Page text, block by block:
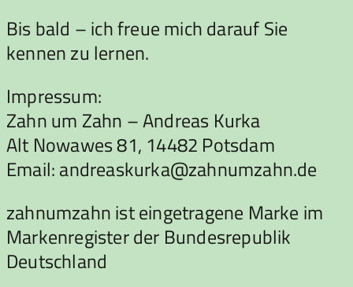
Bis bald – ich freue mich darauf Sie
kennen zu lernen.
Impressum:
Zahn um Zahn – Andreas Kurka
Alt Nowawes 81, 14482 Potsdam
Email: andreaskurka@zahnumzahn.de
zahnumzahn ist eingetragene Marke im
Markenregister der Bundesrepublik
Deutschland